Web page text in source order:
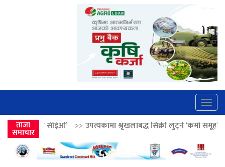
ताजा
समाचार
उपत्यकामा श्रृंखलाबद्ध सिक्री लुट्ने ‘कर्मा समूह’का नाइकेसहित पाँच